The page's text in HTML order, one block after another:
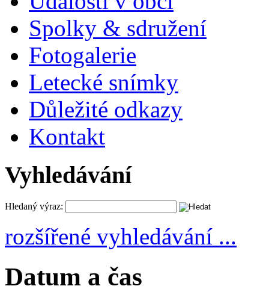
Spolky & sdružení
Fotogalerie
Letecké snímky
Důležité odkazy
Kontakt
Vyhledávání
Hledaný výraz:
rozšířené vyhledávání ...
Datum a čas